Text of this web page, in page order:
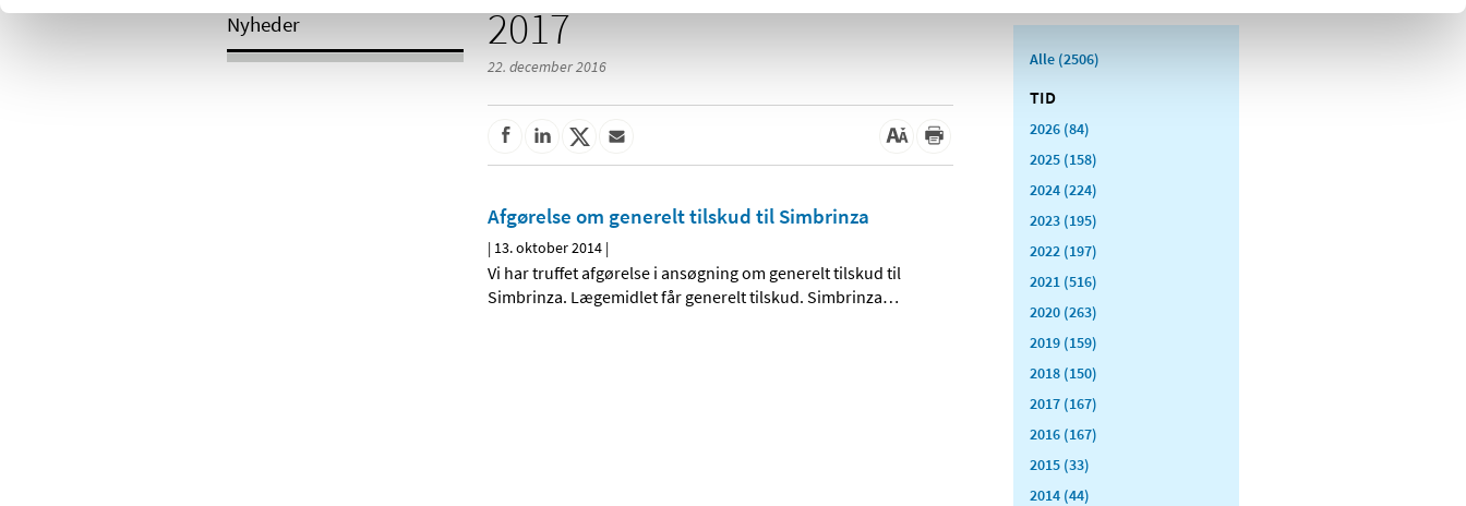
Nyheder 2017
22. december 2016
Afgørelse om generelt tilskud til Simbrinza
| 13. oktober 2014 |
Vi har truffet afgørelse i ansøgning om generelt tilskud til
Simbrinza. Lægemidlet får generelt tilskud. Simbrinza…
Alle (2506)
TID
2026 (84)
2025 (158)
2024 (224)
2023 (195)
2022 (197)
2021 (516)
2020 (263)
2019 (159)
2018 (150)
2017 (167)
2016 (167)
2015 (33)
2014 (44)